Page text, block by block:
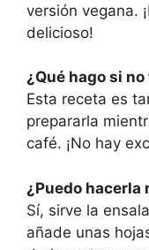
versión vegana.
delicioso!
¿Qué hago si
Esta receta es
prepararla
café. ¡No hay
¿Puedo hacerla
Sí, sirve la
añade unas